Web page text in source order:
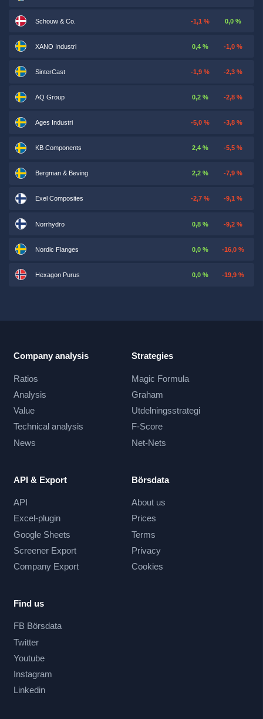
Schouw & Co. -1,1 % 0,0 %
XANO Industri 0,4 % -1,0 %
SinterCast -1,9 % -2,3 %
AQ Group 0,2 % -2,8 %
Ages Industri -5,0 % -3,8 %
KB Components 2,4 % -5,5 %
Bergman & Beving 2,2 % -7,9 %
Exel Composites -2,7 % -9,1 %
Norrhydro 0,8 % -9,2 %
Nordic Flanges 0,0 % -16,0 %
Hexagon Purus 0,0 % -19,9 %
Company analysis
Ratios
Analysis
Value
Technical analysis
News
Strategies
Magic Formula
Graham
Utdelningsstrategi
F-Score
Net-Nets
API & Export
API
Excel-plugin
Google Sheets
Screener Export
Company Export
Börsdata
About us
Prices
Terms
Privacy
Cookies
Find us
FB Börsdata
Twitter
Youtube
Instagram
Linkedin